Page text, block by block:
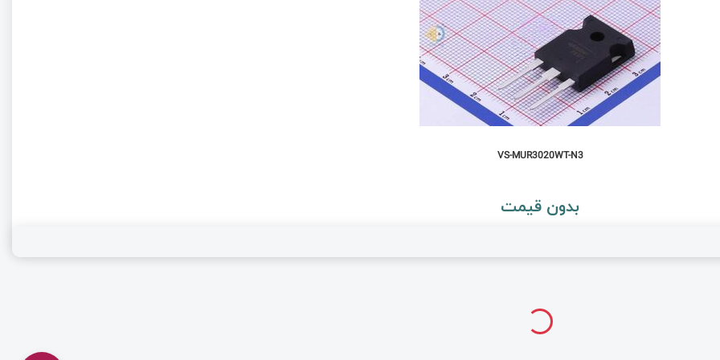
VS-MUR3020WT-N3
بدون قیمت